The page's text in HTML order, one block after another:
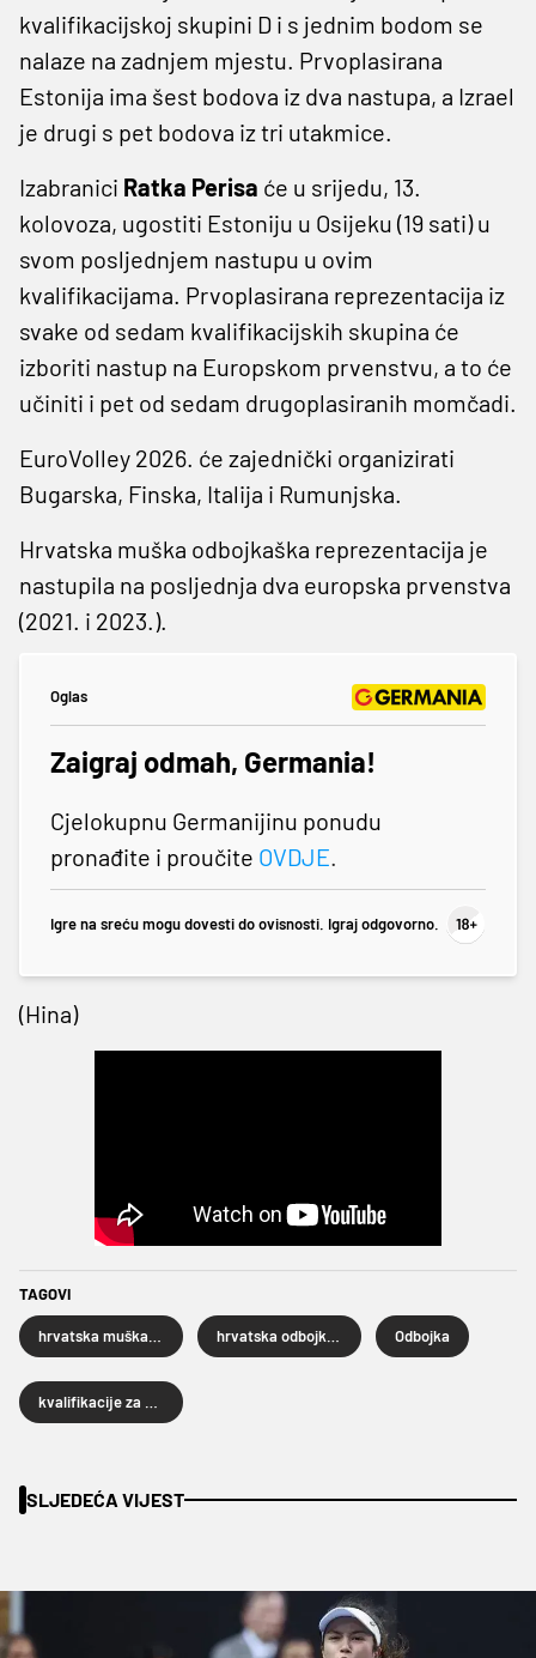
kvalifikacijskoj skupini D i s jednim bodom se
nalaze na zadnjem mjestu. Prvoplasirana
Estonija ima šest bodova iz dva nastupa, a Izrael
je drugi s pet bodova iz tri utakmice.
Izabranici Ratka Perisa će u srijedu, 13.
kolovoza, ugostiti Estoniju u Osijeku (19 sati) u
svom posljednjem nastupu u ovim
kvalifikacijama. Prvoplasirana reprezentacija iz
svake od sedam kvalifikacijskih skupina će
izboriti nastup na Europskom prvenstvu, a to će
učiniti i pet od sedam drugoplasiranih momčadi.
EuroVolley 2026. će zajednički organizirati
Bugarska, Finska, Italija i Rumunjska.
Hrvatska muška odbojkaška reprezentacija je
nastupila na posljednja dva europska prvenstva
(2021. i 2023.).
Oglas
Zaigraj odmah, Germania!
Cjelokupnu Germanijinu ponudu
pronađite i proučite OVDJE.
Igre na sreću mogu dovesti do ovisnosti. Igraj odgovorno.
(Hina)
TAGOVI
Odbojka
SLJEDEĆA VIJEST